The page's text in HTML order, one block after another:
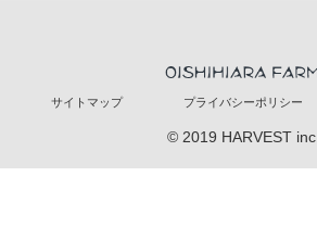
サイトマップ プライバシーポリシー
© 2019 HARVEST inc.